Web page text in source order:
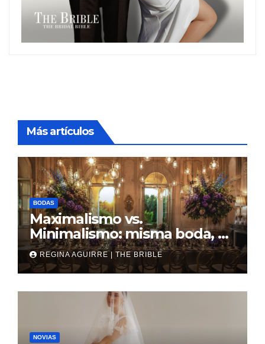
Más artículos
BODAS
Maximalismo vs.
Minimalismo: misma boda, al
revés
REGINA AGUIRRE | THE BRIBLE
NOVIAS